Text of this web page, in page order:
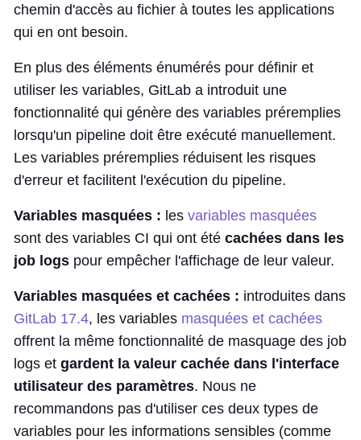
chemin d'accès au fichier à toutes les applications
qui en ont besoin.
En plus des éléments énumérés pour définir et
utiliser les variables, GitLab a introduit une
fonctionnalité qui génère des variables préremplies
lorsqu'un pipeline doit être exécuté manuellement.
Les variables préremplies réduisent les risques
d'erreur et facilitent l'exécution du pipeline.
Variables masquées : les variables masquées
sont des variables CI qui ont été cachées dans les
job logs pour empêcher l'affichage de leur valeur.
Variables masquées et cachées : introduites dans
GitLab 17.4, les variables masquées et cachées
offrent la même fonctionnalité de masquage des job
logs et gardent la valeur cachée dans l'interface
utilisateur des paramètres. Nous ne
recommandons pas d'utiliser ces deux types de
variables pour les informations sensibles (comme